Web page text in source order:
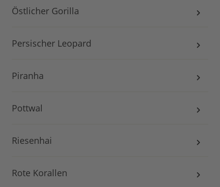
Östlicher Gorilla
Persischer Leopard
Piranha
Pottwal
Riesenhai
Rote Korallen